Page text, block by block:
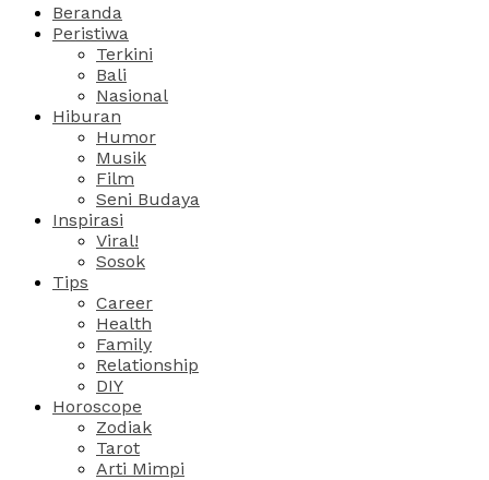
Beranda
Peristiwa
Terkini
Bali
Nasional
Hiburan
Humor
Musik
Film
Seni Budaya
Inspirasi
Viral!
Sosok
Tips
Career
Health
Family
Relationship
DIY
Horoscope
Zodiak
Tarot
Arti Mimpi